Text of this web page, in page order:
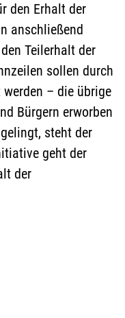
den Erhalt der
anschließend
Teilerhalt der
sollen durch
– die übrige
Bürgern erworben
steht der
geht der
der